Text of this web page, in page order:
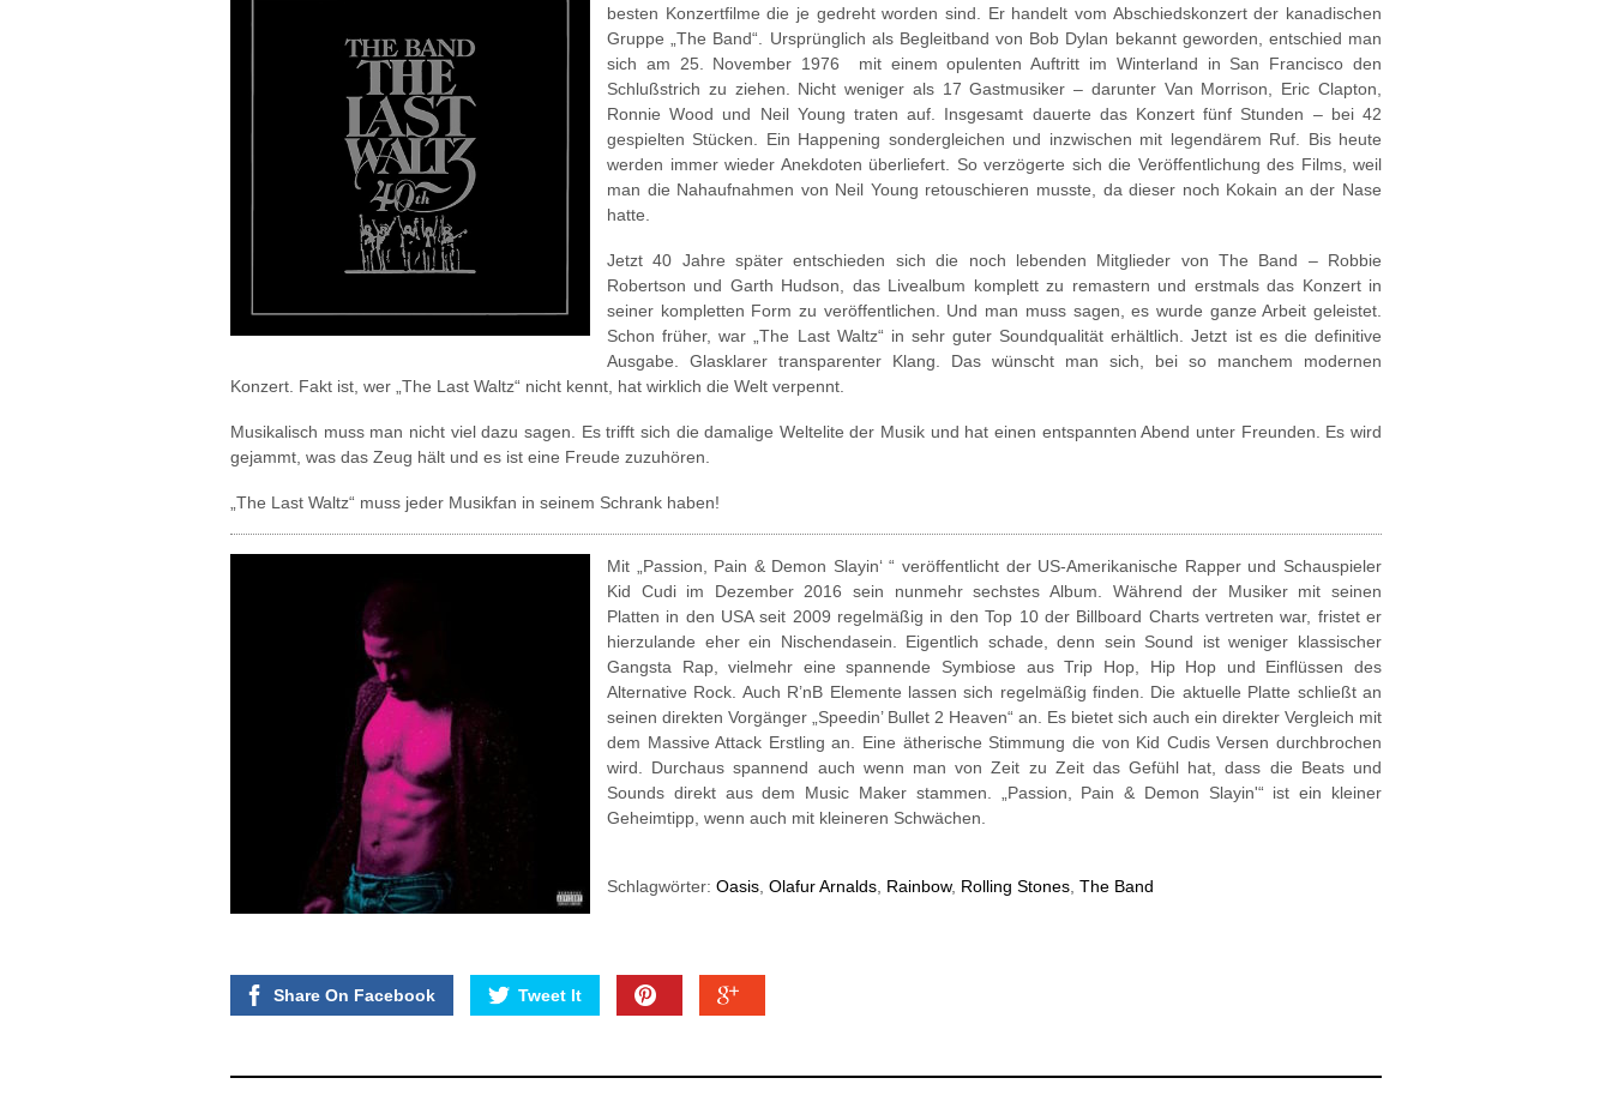
besten Konzertfilme die je gedreht worden sind. Er handelt vom Abschiedskonzert der kanadischen
Gruppe „The Band“. Ursprünglich als Begleitband von Bob Dylan bekannt geworden, entschied man
sich am 25. November 1976 mit einem opulenten Auftritt im Winterland in San Francisco den
Schlußstrich zu ziehen. Nicht weniger als 17 Gastmusiker – darunter Van Morrison, Eric Clapton,
Ronnie Wood und Neil Young traten auf. Insgesamt dauerte das Konzert fünf Stunden – bei 42
gespielten Stücken. Ein Happening sondergleichen und inzwischen mit legendärem Ruf. Bis heute
werden immer wieder Anekdoten überliefert. So verzögerte sich die Veröffentlichung des Films, weil
man die Nahaufnahmen von Neil Young retouschieren musste, da dieser noch Kokain an der Nase
hatte.
Jetzt 40 Jahre später entschieden sich die noch lebenden Mitglieder von The Band – Robbie
Robertson und Garth Hudson, das Livealbum komplett zu remastern und erstmals das Konzert in
seiner kompletten Form zu veröffentlichen. Und man muss sagen, es wurde ganze Arbeit geleistet.
Schon früher, war „The Last Waltz“ in sehr guter Soundqualität erhältlich. Jetzt ist es die definitive
Ausgabe. Glasklarer transparenter Klang. Das wünscht man sich, bei so manchem modernen
Konzert. Fakt ist, wer „The Last Waltz“ nicht kennt, hat wirklich die Welt verpennt.
Musikalisch muss man nicht viel dazu sagen. Es trifft sich die damalige Weltelite der Musik und hat einen entspannten Abend unter Freunden. Es wird
gejammt, was das Zeug hält und es ist eine Freude zuzuhören.
„The Last Waltz“ muss jeder Musikfan in seinem Schrank haben!
Mit „Passion, Pain & Demon Slayin‘ “ veröffentlicht der US-Amerikanische Rapper und Schauspieler
Kid Cudi im Dezember 2016 sein nunmehr sechstes Album. Während der Musiker mit seinen
Platten in den USA seit 2009 regelmäßig in den Top 10 der Billboard Charts vertreten war, fristet er
hierzulande eher ein Nischendasein. Eigentlich schade, denn sein Sound ist weniger klassischer
Gangsta Rap, vielmehr eine spannende Symbiose aus Trip Hop, Hip Hop und Einflüssen des
Alternative Rock. Auch R’nB Elemente lassen sich regelmäßig finden. Die aktuelle Platte schließt an
seinen direkten Vorgänger „Speedin’ Bullet 2 Heaven“ an. Es bietet sich auch ein direkter Vergleich mit
dem Massive Attack Erstling an. Eine ätherische Stimmung die von Kid Cudis Versen durchbrochen
wird. Durchaus spannend auch wenn man von Zeit zu Zeit das Gefühl hat, dass die Beats und
Sounds direkt aus dem Music Maker stammen. „Passion, Pain & Demon Slayin'“ ist ein kleiner
Geheimtipp, wenn auch mit kleineren Schwächen.
Schlagwörter: Oasis Olafur Arnalds Rainbow, Rolling Stones The Band
Share On Facebook Tweet It